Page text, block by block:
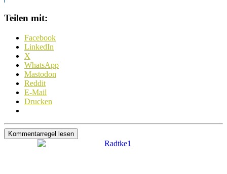
Teilen mit:
Facebook
LinkedIn
X
WhatsApp
Mastodon
Reddit
E-Mail
Drucken
Kommentarregel lesen